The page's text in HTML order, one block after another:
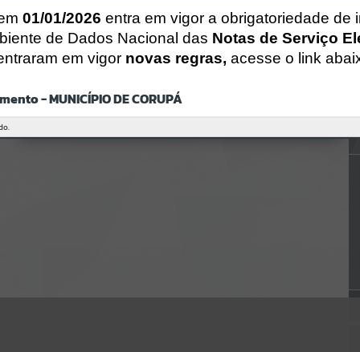
01/01/2026 entra em vigor a obrigatoriedade de
de Dados Nacional das Notas de Serviço
em vigor novas regras, acesse o link
- MUNICÍPIO DE CORUPÁ
CÓDIGO DA MENSAGEM: EST-000040
Ocorreu um erro de script:
Uncaught SyntaxError: Unexpected token '('
https://corupa.atende.net/cidadao/pagina/static/bundle/wpo_index_
2_base_l2_portal_editores_sync_dd63a725aa1a3e42e62571aa199b67e
Verificar Mais Detalhes